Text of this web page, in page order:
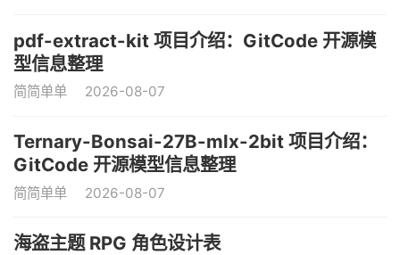
pdf-extract-kit 项目介绍：GitCode 开源模
型信息整理
简简单单 2026-08-07
Ternary-Bonsai-27B-mlx-2bit 项目介绍：
GitCode 开源模型信息整理
简简单单 2026-08-07
海盗主题 RPG 角色设计表